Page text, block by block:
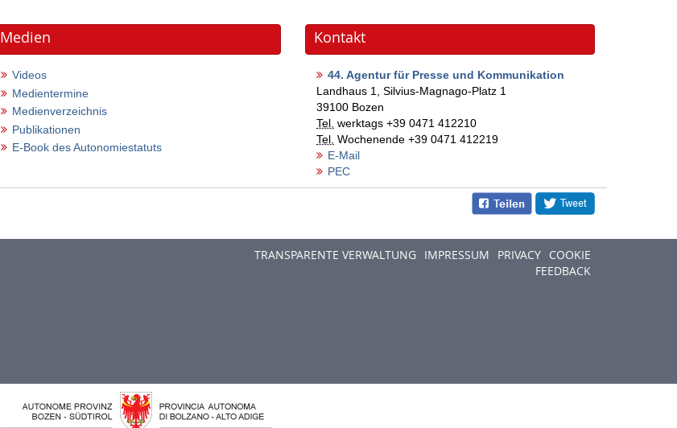
Medien
Videos
Medientermine
Medienverzeichnis
Publikationen
E-Book des Autonomiestatuts
Kontakt
44. Agentur für Presse und Kommunikation
Landhaus 1, Silvius-Magnago-Platz 1
39100 Bozen
Tel. werktags +39 0471 412210
Tel. Wochenende +39 0471 412219
E-Mail
PEC
TRANSPARENTE VERWALTUNG IMPRESSUM PRIVACY COOKIE
FEEDBACK